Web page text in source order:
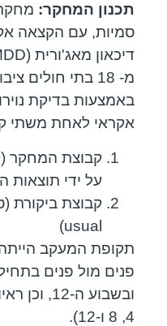
תכנון המחקר:
סמיות, עם הקצאה
מ- 18 בתי חולים
באמצעות בדיקת
אקראי לאחת משתי
קבוצת המחקר
על ידי תוצאות
usual)
ובשבוע ה-
4, 8 ו-12).